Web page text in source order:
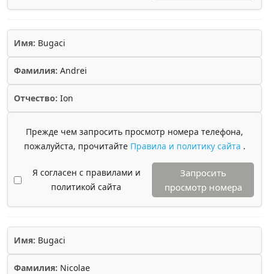
Имя: Bugaci
Фамилия: Andrei
Отчество: Ion
Прежде чем запросить просмотр номера телефона,
пожалуйста, прочитайте Правила и политику сайта .
Я согласен с правилами и
политикой сайта
Запросить
просмотр номера
Имя: Bugaci
Фамилия: Nicolae